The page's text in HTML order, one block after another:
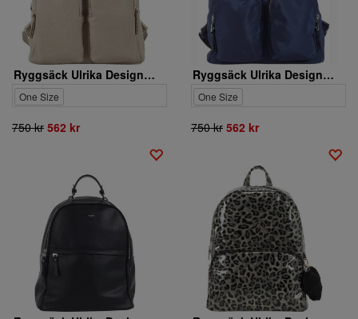
Ryggsäck Ulrika Design. 35-5437-2
One Size
750 kr 562 kr
Ryggsäck Ulrika Design. 35-6143-3
One Size
750 kr 562 kr